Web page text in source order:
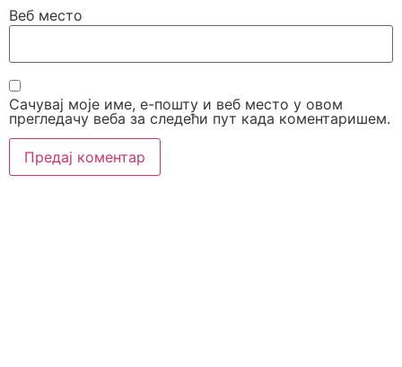
Веб место
Сачувај моје име, е-пошту и веб место у овом
прегледачу веба за следећи пут када коментаришем.